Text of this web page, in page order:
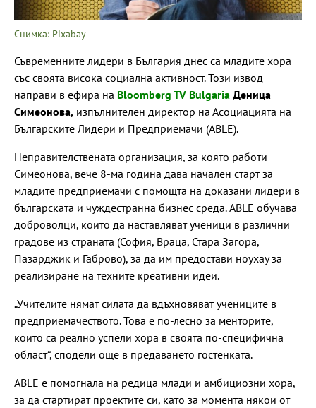
Снимка: Pixabay
Съвременните лидери в България днес са младите хора
със своята висока социална активност. Този извод
направи в ефира на Bloomberg TV Bulgaria Деница
Симеонова, изпълнителен директор на Асоциацията на
Българските Лидери и Предприемачи (ABLE).
Неправителствената организация, за която работи
Симеонова, вече 8-ма година дава начален старт за
младите предприемачи с помощта на доказани лидери в
българската и чуждестранна бизнес среда. ABLE обучава
доброволци, които да наставляват ученици в различни
градове из страната (София, Враца, Стара Загора,
Пазарджик и Габрово), за да им предостави ноухау за
реализиране на техните креативни идеи.
„Учителите нямат силата да вдъхновяват учениците в
предприемачеството. Това е по-лесно за менторите,
които са реално успели хора в своята по-специфична
област“, сподели още в предаването гостенката.
ABLE е помогнала на редица млади и амбициозни хора,
за да стартират проектите си, като за момента някои от